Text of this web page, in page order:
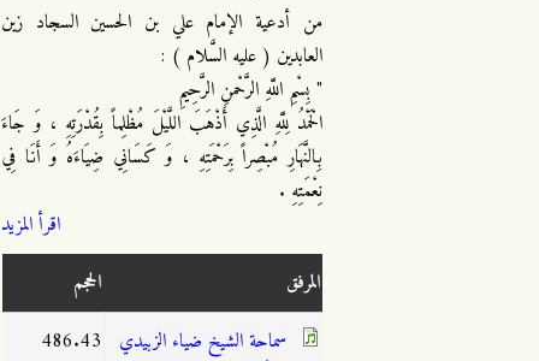
من أدعية الإمام علي بن الحسين السجاد زين
العابدين ( عليه السَّلام ) :
" بِسْمِ اللَّهِ الرَّحْمنِ الرَّحِيمِ
الْحَمْدُ لِلَّهِ الَّذِي أَذْهَبَ اللَّيْلَ مُظْلِماً بِقُدْرَتِهِ ، وَ جَاءَ
بِالنَّهَارِ مُبْصِراً بِرَحْمَتِهِ ، وَ كَسَانِي ضِيَاءَهُ وَ أَنَا فِي
نِعْمَتِهِ .
اقرأ المزيد
المرفق
الحجم
سماحة الشيخ ضياء الزبيدي
486.43